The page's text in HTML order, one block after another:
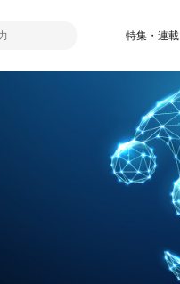
特集・連載